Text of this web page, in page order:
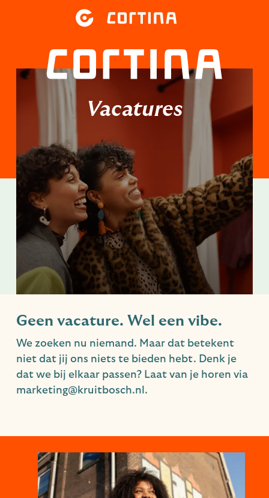
Vacatures
Geen vacature. Wel een vibe.
We zoeken nu niemand. Maar dat betekent
niet dat jij ons niets te bieden hebt. Denk je
dat we bij elkaar passen? Laat van je horen via
marketing@kruitbosch.nl.